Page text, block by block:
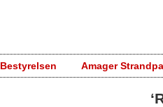
Bestyrelsen Amager